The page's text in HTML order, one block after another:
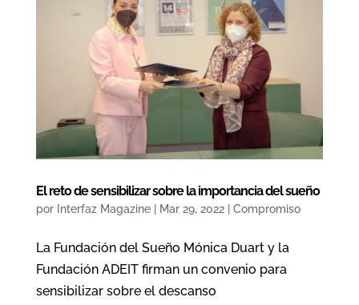
El reto de sensibilizar sobre la importancia del sueño
por Interfaz Magazine| Mar 29, 2022| Compromiso
La Fundación del Sueño Mónica Duart y la
Fundación ADEIT firman un convenio para
sensibilizar sobre el descanso